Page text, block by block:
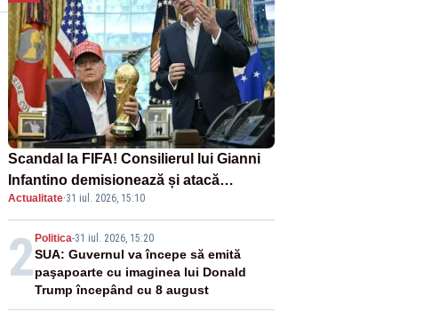
Scandal la FIFA! Consilierul lui Gianni
Infantino demisionează și atacă
proiectul privind investitorii străini
Actualitate·31 iul. 2026, 15:10
2Politica-31 iul. 2026, 15:20
SUA: Guvernul va începe să emită
paşapoarte cu imaginea lui Donald
Trump începând cu 8 august